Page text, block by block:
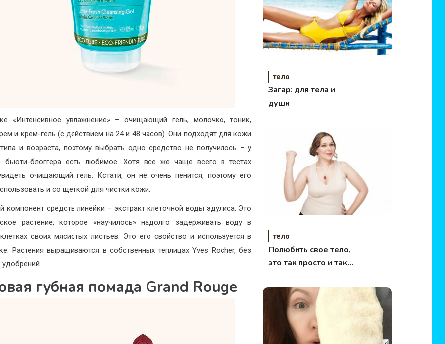
«Интенсивное увлажнение» – очищающий гель, молочко, тоник,
и крем-гель (с действием на 24 и 48 часов). Они подходят для кожи
и возраста, поэтому выбрать одно средство не получилось – у
бьюти-блоггера есть любимое. Хотя все же чаще всего в тестах
очищающий гель. Кстати, он не очень пенится, поэтому его
и со щеткой для чистки кожи.
компонент средств линейки – экстракт клеточной воды эдулиса. Это
растение, которое «научилось» надолго задерживать воду в
своих мясистых листьев. Это его свойство и используется в
Растения выращиваются в собственных теплицах Yves Rocher, без
губная помада Grand Rouge
тело
Загар: для тела и
души
тело
Полюбить свое тело,
это так просто и так